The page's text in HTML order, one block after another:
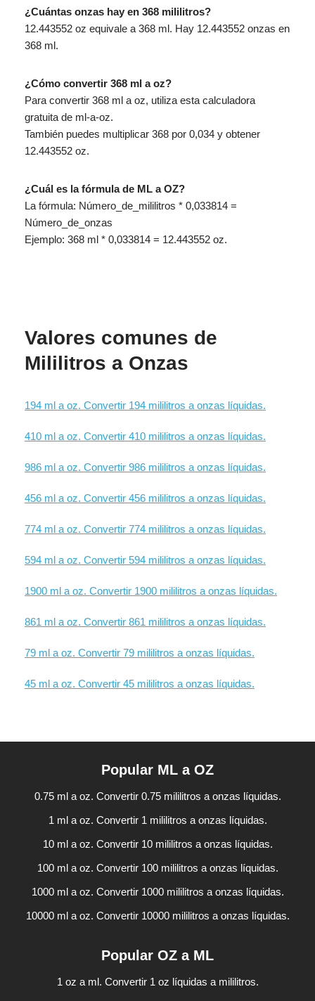
¿Cuántas onzas hay en 368 mililitros?
12.443552 oz equivale a 368 ml. Hay 12.443552 onzas en
368 ml.
¿Cómo convertir 368 ml a oz?
Para convertir 368 ml a oz, utiliza esta calculadora
gratuita de ml-a-oz.
También puedes multiplicar 368 por 0,034 y obtener
12.443552 oz.
¿Cuál es la fórmula de ML a OZ?
La fórmula: Número_de_mililitros * 0,033814 =
Número_de_onzas
Ejemplo: 368 ml * 0,033814 = 12.443552 oz.
Valores comunes de
Mililitros a Onzas
194 ml a oz. Convertir 194 mililitros a onzas líquidas.
410 ml a oz. Convertir 410 mililitros a onzas líquidas.
986 ml a oz. Convertir 986 mililitros a onzas líquidas.
456 ml a oz. Convertir 456 mililitros a onzas líquidas.
774 ml a oz. Convertir 774 mililitros a onzas líquidas.
594 ml a oz. Convertir 594 mililitros a onzas líquidas.
1900 ml a oz. Convertir 1900 mililitros a onzas líquidas.
861 ml a oz. Convertir 861 mililitros a onzas líquidas.
79 ml a oz. Convertir 79 mililitros a onzas líquidas.
45 ml a oz. Convertir 45 mililitros a onzas líquidas.
Popular ML a OZ
0.75 ml a oz. Convertir 0.75 mililitros a onzas líquidas.
1 ml a oz. Convertir 1 mililitros a onzas líquidas.
10 ml a oz. Convertir 10 mililitros a onzas líquidas.
100 ml a oz. Convertir 100 mililitros a onzas líquidas.
1000 ml a oz. Convertir 1000 mililitros a onzas líquidas.
10000 ml a oz. Convertir 10000 mililitros a onzas líquidas.
Popular OZ a ML
1 oz a ml. Convertir 1 oz líquidas a mililitros.